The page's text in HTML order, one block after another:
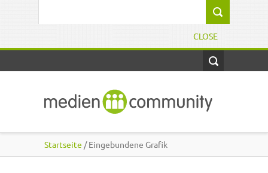
CLOSE
Startseite / Eingebundene Grafik